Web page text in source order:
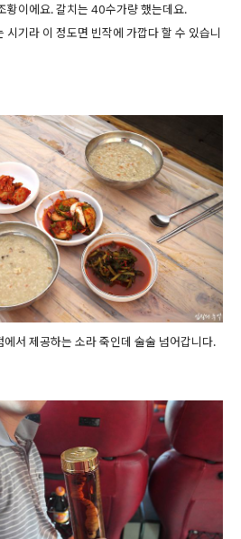
황이에요. 갈치는 40수가량 했는데요.
시기라 이 정도면 빈작에 가깝다 할 수 있습니
에서 제공하는 소라 죽인데 술술 넘어갑니다.